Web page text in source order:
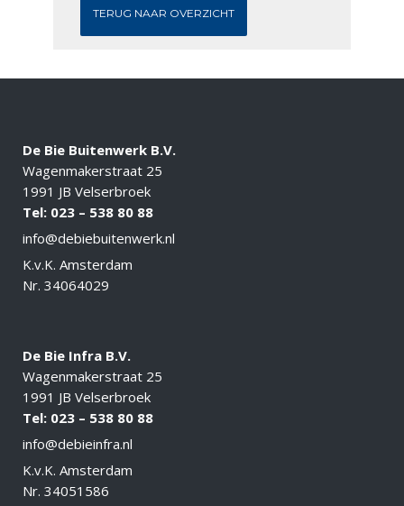
TERUG NAAR OVERZICHT
De Bie Buitenwerk B.V.
Wagenmakerstraat 25
1991 JB Velserbroek
Tel: 023 – 538 80 88
info@debiebuitenwerk.nl
K.v.K. Amsterdam
Nr. 34064029
De Bie Infra B.V.
Wagenmakerstraat 25
1991 JB Velserbroek
Tel: 023 – 538 80 88
info@debieinfra.nl
K.v.K. Amsterdam
Nr. 34051586